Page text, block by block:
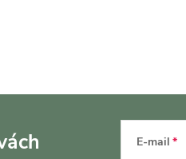
E-mail